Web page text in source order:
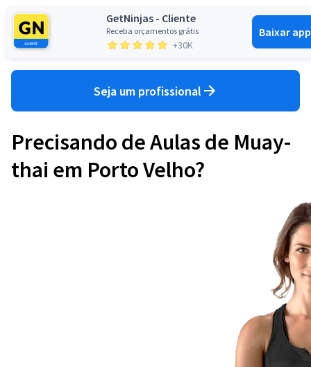
GetNinjas - Cliente
Receba orçamentos grátis
+30K
Baixar app
Seja um profissional
Precisando de Aulas de Muay-
thai em Porto Velho?